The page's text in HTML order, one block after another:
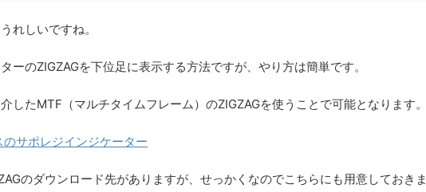
れしいですね。
ーのZIGZAGを下位足に表示する方法ですが、やり方は簡単です。
したMTF（マルチタイムフレーム）のZIGZAGを使うことで可能となります。
のサポレジインジケーター
のダウンロード先がありますが、せっかくなのでこちらにも用意しておきま